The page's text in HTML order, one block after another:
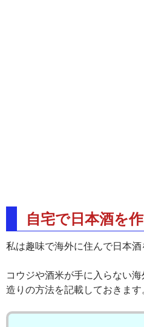
自宅で日本酒を
私は趣味で海外に住んで日本酒
コウジや酒米が手に入らない
造りの方法を記載しておきます